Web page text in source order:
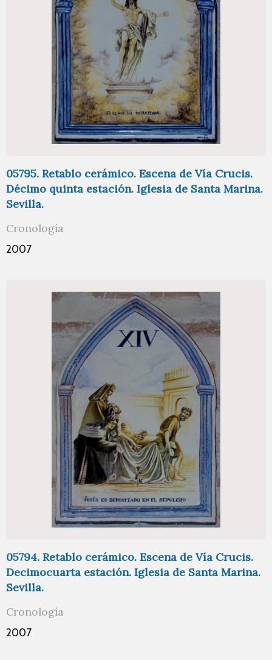
05795. Retablo cerámico. Escena de Vía Crucis.
Décimo quinta estación. Iglesia de Santa Marina.
Sevilla.
Cronología
2007
05794. Retablo cerámico. Escena de Vía Crucis.
Decimocuarta estación. Iglesia de Santa Marina.
Sevilla.
Cronología
2007